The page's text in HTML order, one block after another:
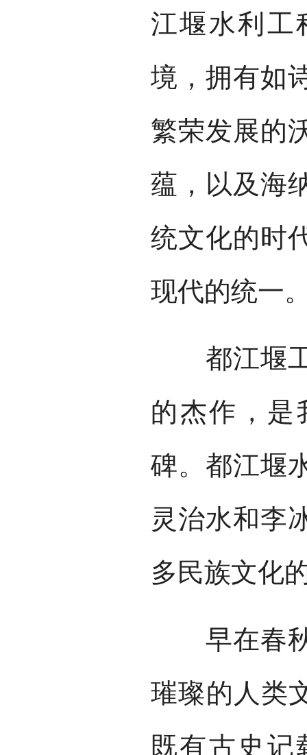
江堰水利工
境，拥有如
繁荣发展的
蕴，以及海
统文化的时
现代的统一
都江堰工
的杰作，是
碑。都江堰
灵治水和李
多民族文化
早在春秋
璀璨的人类
既有古史记